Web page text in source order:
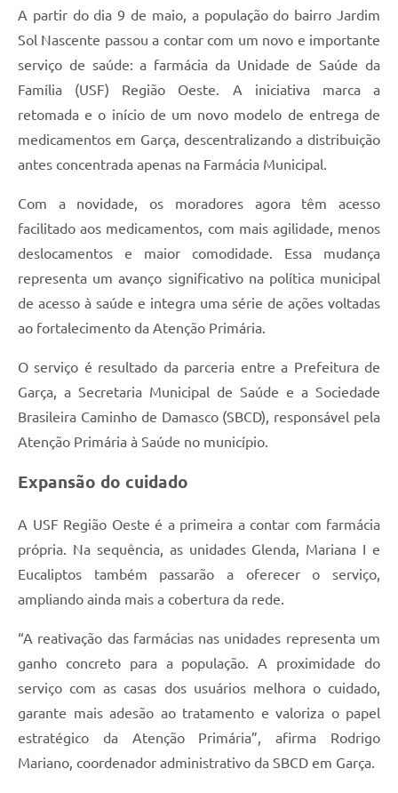
A partir do dia 9 de maio, a população do bairro Jardim
Sol Nascente passou a contar com um novo e importante
serviço de saúde: a farmácia da Unidade de Saúde da
Família (USF) Região Oeste. A iniciativa marca a
retomada e o início de um novo modelo de entrega de
medicamentos em Garça, descentralizando a distribuição
antes concentrada apenas na Farmácia Municipal.
Com a novidade, os moradores agora têm acesso
facilitado aos medicamentos, com mais agilidade, menos
deslocamentos e maior comodidade. Essa mudança
representa um avanço significativo na política municipal
de acesso à saúde e integra uma série de ações voltadas
ao fortalecimento da Atenção Primária.
O serviço é resultado da parceria entre a Prefeitura de
Garça, a Secretaria Municipal de Saúde e a Sociedade
Brasileira Caminho de Damasco (SBCD), responsável pela
Atenção Primária à Saúde no município.
Expansão do cuidado
A USF Região Oeste é a primeira a contar com farmácia
própria. Na sequência, as unidades Glenda, Mariana I e
Eucaliptos também passarão a oferecer o serviço,
ampliando ainda mais a cobertura da rede.
“A reativação das farmácias nas unidades representa um
ganho concreto para a população. A proximidade do
serviço com as casas dos usuários melhora o cuidado,
garante mais adesão ao tratamento e valoriza o papel
estratégico da Atenção Primária”, afirma Rodrigo
Mariano, coordenador administrativo da SBCD em Garça.